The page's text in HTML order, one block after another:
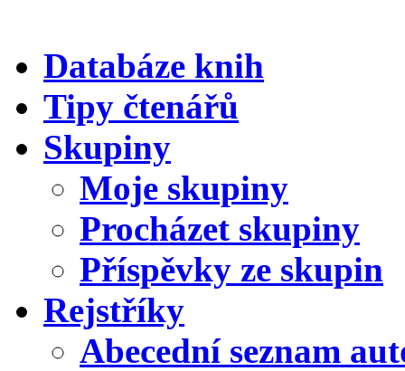
Databáze knih
Tipy čtenářů
Skupiny
Moje skupiny
Procházet skupiny
Příspěvky ze skupin
Rejstříky
Abecední seznam